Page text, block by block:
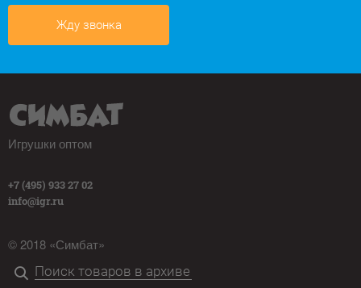
Жду звонка
Игрушки оптом
+7 (495) 933 27 02
info@igr.ru
© 2018 «Симбат»